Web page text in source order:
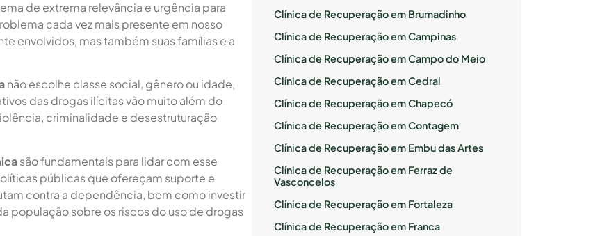
de extrema relevância e urgência para
cada vez mais presente em nosso
envolvidos, mas também suas famílias e a
não escolhe classe social, gênero ou idade,
das drogas ilícitas vão muito além do
criminalidade e desestruturação
são fundamentais para lidar com esse
públicas que ofereçam suporte e
contra a dependência, bem como investir
população sobre os riscos do uso de drogas
Clínica de Recuperação em Brumadinho
Clínica de Recuperação em Campinas
Clínica de Recuperação em Campo do Meio
Clínica de Recuperação em Cedral
Clínica de Recuperação em Chapecó
Clínica de Recuperação em Contagem
Clínica de Recuperação em Embu das Artes
Clínica de Recuperação em Ferraz de
Vasconcelos
Clínica de Recuperação em Fortaleza
Clínica de Recuperação em Franca